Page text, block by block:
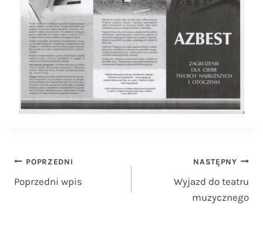
Nawigacja
wpisu
POPRZEDNI
Poprzedni wpis
NASTĘPNY
Wyjazd do teatru
muzycznego